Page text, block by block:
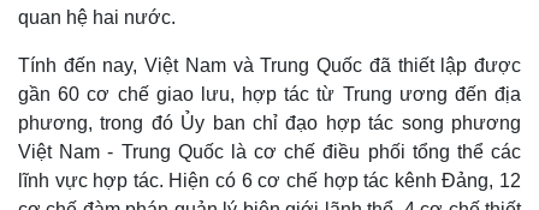
quan hệ hai nước.
Tính đến nay, Việt Nam và Trung Quốc đã thiết lập được
gần 60 cơ chế giao lưu, hợp tác từ Trung ương đến địa
phương, trong đó Ủy ban chỉ đạo hợp tác song phương
Việt Nam - Trung Quốc là cơ chế điều phối tổng thể các
lĩnh vực hợp tác. Hiện có 6 cơ chế hợp tác kênh Đảng, 12